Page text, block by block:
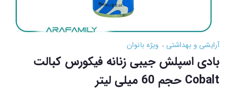
آرایشی و بهداشتی ویژه بانوان
بادی اسپلش جیبی زنانه فیکورس کبالت
Cobalt حجم 60 میلی لیتر